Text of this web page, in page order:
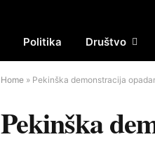
Politika Društvo
Home » Pekinška demonstracija
Pekinška